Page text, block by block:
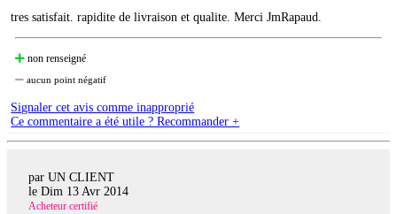
tres satisfait. rapidite de livraison et qualite. Merci JmRapaud.
non renseigné
aucun point négatif
Signaler cet avis comme inapproprié
Ce commentaire a été utile ? Recommander +
par UN CLIENT
le Dim 13 Avr 2014
Acheteur certifié